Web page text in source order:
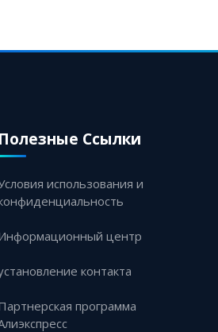
Полезные Ссылки
использования и
центр
контакта
программа